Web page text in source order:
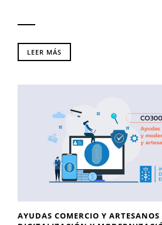
LEER MÁS
AYUDAS COMERCIO Y